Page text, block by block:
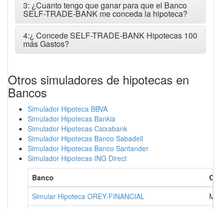
3: ¿Cuanto tengo que ganar para que el Banco
SELF-TRADE-BANK me conceda la hipoteca?
4:¿ Concede SELF-TRADE-BANK Hipotecas 100
más Gastos?
Otros simuladores de hipotecas en
Bancos
Simulador Hipoteca BBVA
Simulador Hipotecas Bankia
Simulador Hipotecas Caixabank
Simulador Hipotecas Banco Sabadell
Simulador Hipotecas Banco Santander
Simulador Hipotecas ING Direct
Banco
Simular Hipoteca OREY-FINANCIAL